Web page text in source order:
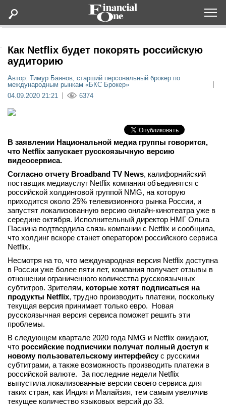
Статьи
Мероприятия
Новости
Интервью
вконтакте
телеграм
Стать автором
Вход
Как Netflix будет покорять российскую
аудиторию
Автор: Тимур Баянов, старший персональный брокер по
международным рынкам «БКС Брокер»
04.09.2020 21:21
6374
В заявлении Национальной медиа группы говорится,
что Netflix запускает русскоязычную версию
видеосервиса.
Согласно отчету Broadband TV News, калифорнийский
поставщик медиауслуг Netflix компания объединятся с
российской холдинговой группой NMG, на которую
приходится около 25% телевизионного рынка России, и
запустят локализованную версию онлайн-кинотеатра уже в
середине октября. Исполнительный директор НМГ Ольга
Паскина подтвердила связь компании с Netflix и сообщила,
что холдинг вскоре станет оператором российского сервиса
Netflix.
Несмотря на то, что международная версия Netflix доступна
в России уже более пяти лет, компания получает отзывы в
отношении ограниченного количества русскоязычных
субтитров. Зрителям, которые хотят подписаться на
продукты Netflix, трудно производить платежи, поскольку
текущая версия принимает только евро. Новая
русскоязычная версия сервиса поможет решить эти
проблемы.
В следующем квартале 2020 года NMG и Netflix ожидают,
что российские подписчики получат полный доступ к
новому пользовательскому интерфейсус русскими
субтитрами, а также возможность производить платежи в
российской валюте. За последние недели Netflix
выпустила локализованные версии своего сервиса для
таких стран, как Индия и Малайзия, тем самым увеличив
текущее количество языковых версий до 33.